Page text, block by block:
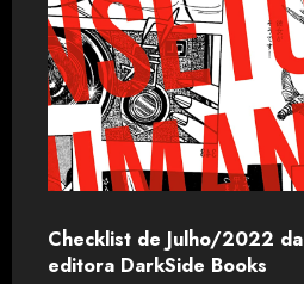
Checklist de Julho/2022 da
editora DarkSide Books